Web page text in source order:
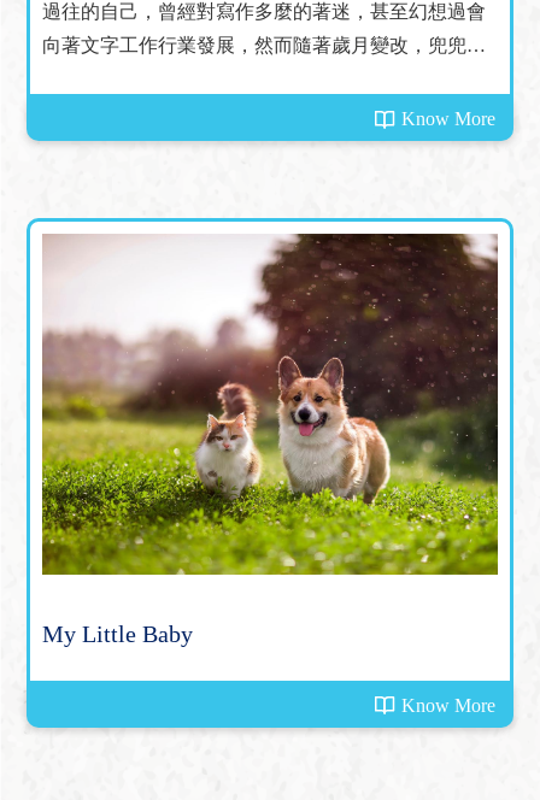
過往的自己，曾經對寫作多麼的著迷，甚至幻想過會
向著文字工作行業發展，然而隨著歲月變改，兜兜轉
冥中自有主宰，還是筆者有意為之，倒也不太重要，
反正夢與真之間，最後也重疊起來了......
Know More
My Little Baby
Know More